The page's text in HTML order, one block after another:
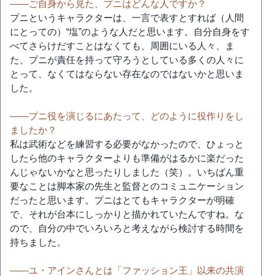
――ご自身から見た、プニはどんな人ですか？
プニというキャラクターは、一言で表すとすれば（人間
にとっての）“塩”のような人だと思います。自分自身をす
べてさらけだすことはなくても、周囲にいる人々、ま
た、プニが責任を持って守ろうとしている多くの人々に
とって、なくてはならない存在なのではないかと思いま
した。
――プニ役を演じるにあたって、どのように役作りをし
ましたか？
私は武術などを練習する必要がなかったので、ひょっと
したら他のキャラクターよりも準備がはるかに楽だった
んじゃないかなと思ったりしました（笑）。いちばん重
要なことは脚本家の先生と監督とのコミュニケーション
だったと思います。プニはとてもキャラクターが明確
で、それが台本にしっかりと描かれていたんですね。な
ので、自分の中でいろいろと考えながら検討する時間を
持ちました。
――ユ・アインさんとは「ファッション王」以来の共演